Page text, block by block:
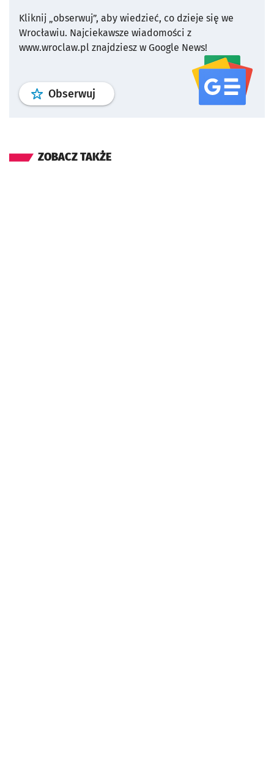
Kliknij „obserwuj”, aby wiedzieć, co dzieje się we
Wrocławiu. Najciekawsze wiadomości z
www.wroclaw.pl znajdziesz w Google News!
Obserwuj profil serwisu
ZOBACZ TAKŻE